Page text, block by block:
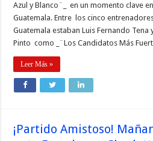
Azul y Blanco¨_ en un momento clave
Guatemala. Entre los cinco
Guatemala estaban Luis Fernando
Pinto como _¨Los Candidatos Más
Leer Más »
¡Partido Amistoso!